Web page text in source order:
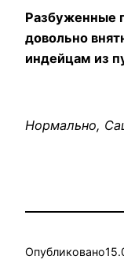
Разбуженные
довольно
индейцам из
Нормально,
Опубликовано